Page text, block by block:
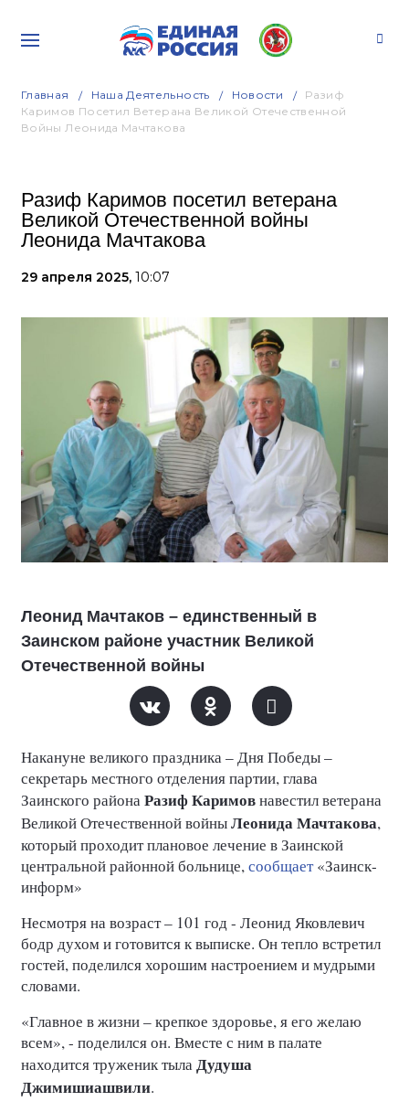
Главная Наша Деятельность Новости
Разиф
Каримов Посетил Ветерана Великой Отечественной
Войны Леонида Мачтакова
Разиф Каримов посетил ветерана
Великой Отечественной войны
Леонида Мачтакова
29 апреля 2025, 10:07
Леонид Мачтаков – единственный в
Заинском районе участник Великой
Отечественной войны
Накануне великого праздника – Дня Победы –
секретарь местного отделения партии, глава
Заинского районаРазиф Каримовнавестил ветерана
Великой Отечественной войныЛеонида Мачтакова,
который проходит плановое лечение в Заинской
центральной районной больнице,сообщает«Заинск-
информ»
Несмотря на возраст – 101 год - Леонид Яковлевич
бодр духом и готовится к выписке. Он тепло встретил
гостей, поделился хорошим настроением и мудрыми
словами.
«Главное в жизни – крепкое здоровье, я его желаю
всем», - поделился он. Вместе с ним в палате
находится труженик тылаДудуша
Джимишиашвили.